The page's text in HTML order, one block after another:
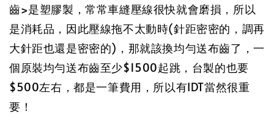
齒>是塑膠製，常常車縫壓線很快就會磨損，所以
是消耗品，因此壓線拖不太動時(針距密密的，調再
大針距也還是密密的)，那就該換均勻送布齒了，一
個原裝均勻送布齒至少$1500起跳，台製的也要
$500左右，都是一筆費用，所以有IDT當然很重
要！